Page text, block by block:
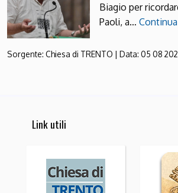
Biagio per
Paoli, a…
Sorgente: Chiesa di TRENTO | Data: 05 08
Link utili